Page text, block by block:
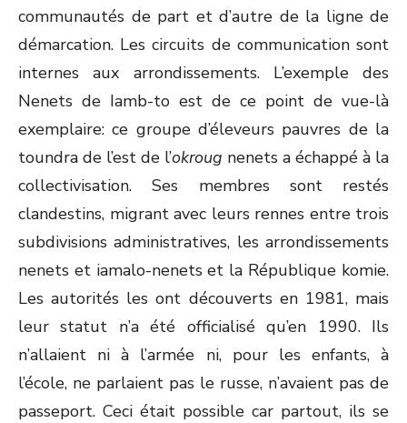
communautés de part et d’autre de la ligne de
démarcation. Les circuits de communication sont
internes aux arrondissements. L’exemple des
Nenets de Iamb-to est de ce point de vue-là
exemplaire: ce groupe d’éleveurs pauvres de la
toundra de l’est de l’okroug nenets a échappé à la
collectivisation. Ses membres sont restés
clandestins, migrant avec leurs rennes entre trois
subdivisions administratives, les arrondissements
nenets et iamalo-nenets et la République komie.
Les autorités les ont découverts en 1981, mais
leur statut n’a été officialisé qu’en 1990. Ils
n’allaient ni à l’armée ni, pour les enfants, à
l’école, ne parlaient pas le russe, n’avaient pas de
passeport. Ceci était possible car partout, ils se